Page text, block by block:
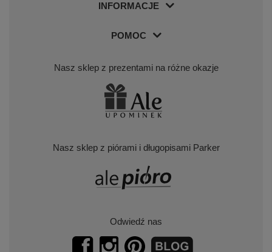
INFORMACJE
POMOC
Nasz sklep z prezentami na różne okazje
Nasz sklep z piórami i długopisami Parker
Odwiedź nas